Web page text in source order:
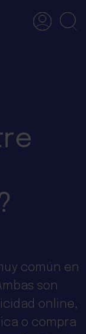
común en
son
online,
o compra